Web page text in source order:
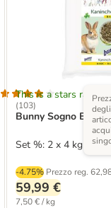
This is a stars rating
(103)
Bunny Sogno
Set %: 2 x 4 kg
-4.75% Prezzo reg.
59,99 €
7,50 € / kg